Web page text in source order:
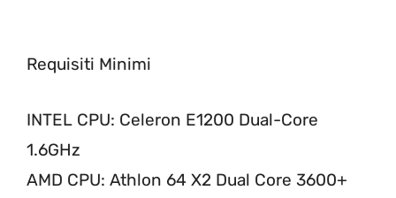
Requisiti Minimi
INTEL CPU: Celeron E1200 Dual-Core
1.6GHz
AMD CPU: Athlon 64 X2 Dual Core 3600+